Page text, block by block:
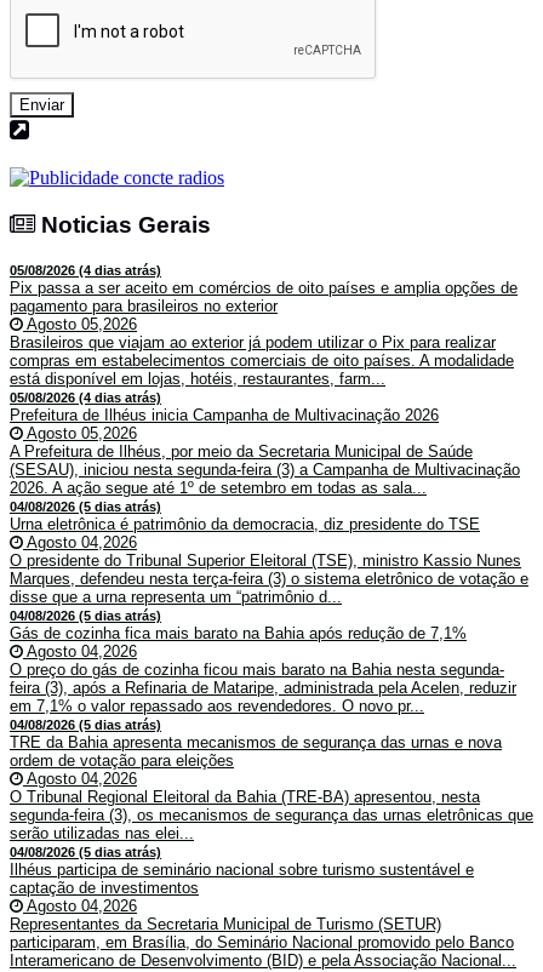
Enviar
Noticias Gerais
05/08/2026 (4 dias atrás)
Pix passa a ser aceito em comércios de oito países e amplia opções de
pagamento para brasileiros no exterior
Agosto 05,2026
Brasileiros que viajam ao exterior já podem utilizar o Pix para realizar
compras em estabelecimentos comerciais de oito países. A modalidade
está disponível em lojas, hotéis, restaurantes, farm...
05/08/2026 (4 dias atrás)
Prefeitura de Ilhéus inicia Campanha de Multivacinação 2026
Agosto 05,2026
A Prefeitura de Ilhéus, por meio da Secretaria Municipal de Saúde
(SESAU), iniciou nesta segunda-feira (3) a Campanha de Multivacinação
2026. A ação segue até 1º de setembro em todas as sala...
04/08/2026 (5 dias atrás)
Urna eletrônica é patrimônio da democracia, diz presidente do TSE
Agosto 04,2026
O presidente do Tribunal Superior Eleitoral (TSE), ministro Kassio Nunes
Marques, defendeu nesta terça-feira (3) o sistema eletrônico de votação e
disse que a urna representa um “patrimônio d...
04/08/2026 (5 dias atrás)
Gás de cozinha fica mais barato na Bahia após redução de 7,1%
Agosto 04,2026
O preço do gás de cozinha ficou mais barato na Bahia nesta segunda-
feira (3), após a Refinaria de Mataripe, administrada pela Acelen, reduzir
em 7,1% o valor repassado aos revendedores. O novo pr...
04/08/2026 (5 dias atrás)
TRE da Bahia apresenta mecanismos de segurança das urnas e nova
ordem de votação para eleições
Agosto 04,2026
O Tribunal Regional Eleitoral da Bahia (TRE-BA) apresentou, nesta
segunda-feira (3), os mecanismos de segurança das urnas eletrônicas que
serão utilizadas nas elei...
04/08/2026 (5 dias atrás)
Ilhéus participa de seminário nacional sobre turismo sustentável e
captação de investimentos
Agosto 04,2026
Representantes da Secretaria Municipal de Turismo (SETUR)
participaram, em Brasília, do Seminário Nacional promovido pelo Banco
Interamericano de Desenvolvimento (BID) e pela Associação Nacional...